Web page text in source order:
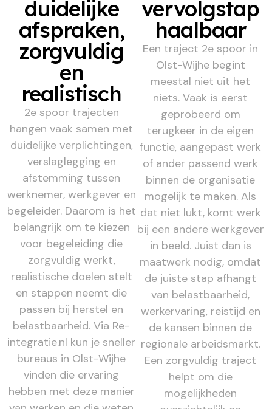
duidelijke
afspraken,
zorgvuldig
en
realistisch
2e spoor trajecten
hangen vaak samen met
duidelijke verplichtingen,
verslaglegging en
afstemming tussen
werknemer, werkgever en
begeleider. Daarom is het
belangrijk om te kiezen
voor begeleiding die
zorgvuldig werkt,
realistische doelen stelt
en stappen neemt die
passen bij herstel en
belastbaarheid. Via Re-
integratie.nl kun je sneller
bureaus in Olst-Wijhe
vinden die ervaring
hebben met deze manier
vervolgstap
haalbaar
Een traject 2e spoor in
Olst-Wijhe begint
meestal niet uit het
niets. Vaak is eerst
geprobeerd om
terugkeer in de eigen
functie, aangepast werk
of ander passend werk
binnen de organisatie
mogelijk te maken. Als
dat niet lukt, komt werk
bij een andere werkgever
in beeld. Juist dan is
maatwerk nodig, omdat
de juiste stap afhangt
van belastbaarheid,
werkervaring, reistijd en
de kansen binnen de
regionale arbeidsmarkt.
Een zorgvuldig traject
helpt om die
mogelijkheden